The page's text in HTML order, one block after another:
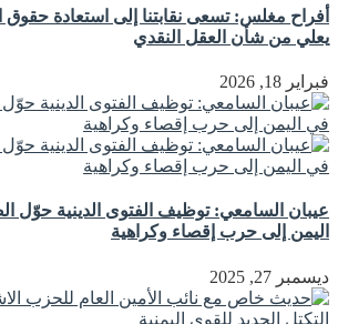
أفراح مغلس: تسعى نقابتنا إلى استعادة حقوق
يعلي من شأن العقل النقدي
فبراير 18, 2026
عيبان السامعي: توظيف الفتوى الدينية حوّل
اليمن إلى حرب إقصاء وكراهية
ديسمبر 27, 2025